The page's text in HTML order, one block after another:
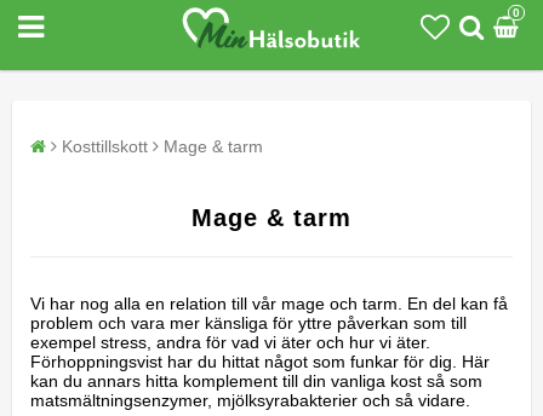
0
Kosttillskott Mage & tarm
Mage & tarm
Vi har nog alla en relation till vår mage och tarm. En del kan få
problem och vara mer känsliga för yttre påverkan som till
exempel stress, andra för vad vi äter och hur vi äter.
Förhoppningsvist har du hittat något som funkar för dig. Här
kan du annars hitta komplement till din vanliga kost så som
matsmältningsenzymer, mjölksyrabakterier och så vidare.